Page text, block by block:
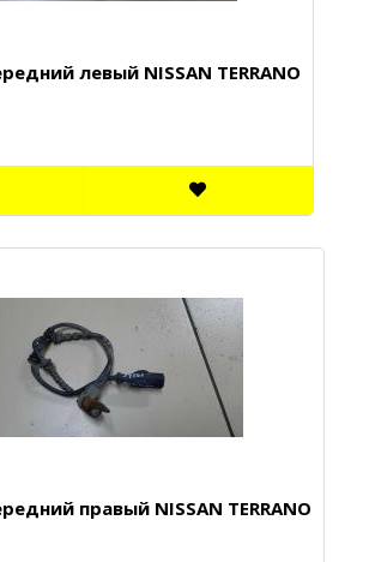
левый NISSAN TERRANO
правый NISSAN TERRANO